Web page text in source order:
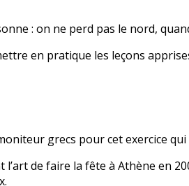
: on ne perd pas le nord,
en pratique les leçons
grecs pour cet exercice qui
de faire la fête à Athène en